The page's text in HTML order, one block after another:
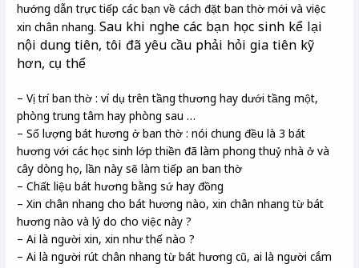
hướng dẫn trực tiếp các bạn về cách đặt ban thờ mới và việc
xin chân nhang.Sau khi nghe các bạn học sinh kể lại
nội dung tiên, tôi đã yêu cầu phải hỏi gia tiên kỹ
hơn, cụ thể
– Vị trí ban thờ : ví dụ trên tầng thương hay dưới tầng một,
phòng trung tâm hay phòng sau …
– Số lượng bát hương ở ban thờ : nói chung đều là 3 bát
hương với các học sinh lớp thiền đã làm phong thuỷ nhà ở và
cây dòng họ, lần này sẽ làm tiếp an ban thờ
– Chất liệu bát hương bằng sứ hay đồng
– Xin chân nhang cho bát hương nào, xin chân nhang từ bát
hương nào và lý do cho việc này ?
– Ai là người xin, xin như thế nào ?
– Ai là người rút chân nhang từ bát hương cũ, ai là người cắm